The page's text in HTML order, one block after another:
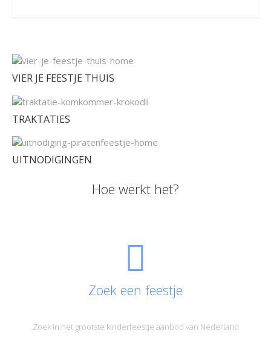
VIER JE FEESTJE THUIS
TRAKTATIES
UITNODIGINGEN
Hoe werkt het?
Zoek een feestje
Zoek in het grootste kinderfeestje aanbod van Nederland